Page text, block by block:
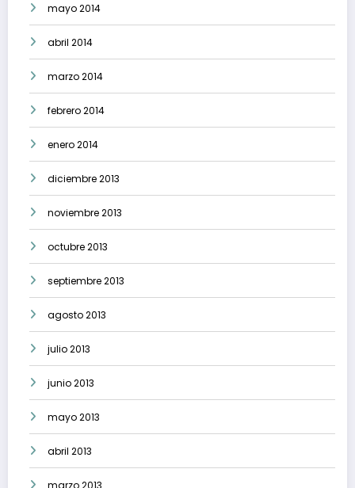
mayo 2014
abril 2014
marzo 2014
febrero 2014
enero 2014
diciembre 2013
noviembre 2013
octubre 2013
septiembre 2013
agosto 2013
julio 2013
junio 2013
mayo 2013
abril 2013